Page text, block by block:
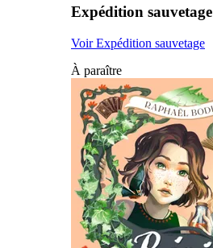
Expédition sauvetage
Voir Expédition sauvetage
À paraître